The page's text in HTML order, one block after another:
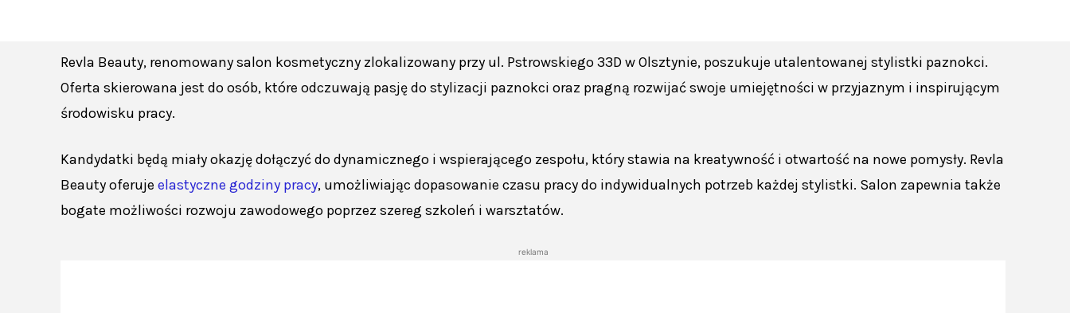
Revla Beauty, renomowany salon kosmetyczny zlokalizowany przy ul. Pstrowskiego 33D w Olsztynie, poszukuje utalentowanej stylistki paznokci.
Oferta skierowana jest do osób, które odczuwają pasję do stylizacji paznokci oraz pragną rozwijać swoje umiejętności w przyjaznym i inspirującym
środowisku pracy.
Kandydatki będą miały okazję dołączyć do dynamicznego i wspierającego zespołu, który stawia na kreatywność i otwartość na nowe pomysły. Revla
Beauty oferuje elastyczne godziny pracy, umożliwiając dopasowanie czasu pracy do indywidualnych potrzeb każdej stylistki. Salon zapewnia także
bogate możliwości rozwoju zawodowego poprzez szereg szkoleń i warsztatów.
reklama